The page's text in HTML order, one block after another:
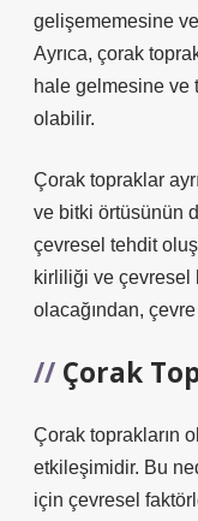
gelişememesine
Ayrıca, çorak
hale gelmesine ve
olabilir.
Çorak topraklar
ve bitki örtüsünün
çevresel tehdit
kirliliği ve çevresel
olacağından,
Çorak
Çorak toprakların
etkileşimidir. Bu
için çevresel